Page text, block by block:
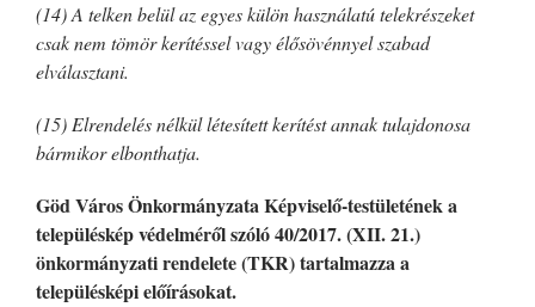
(14) A telken belül az egyes külön használatú telekrészeket
csak nem tömör kerítéssel vagy élősövénnyel szabad
elválasztani.
(15) Elrendelés nélkül létesített kerítést annak tulajdonosa
bármikor elbonthatja.
Göd Város Önkormányzata Képviselő-testületének a
településkép védelméről szóló 40/2017. (XII. 21.)
önkormányzati rendelete (TKR) tartalmazza a
településképi előírásokat.